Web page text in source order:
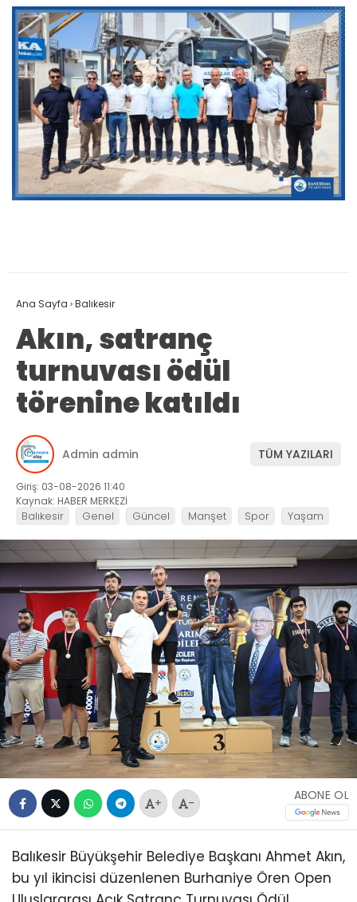
Ana Sayfa ›Balıkesir
Akın, satranç
turnuvası ödül
törenine katıldı
Admin admin TÜM YAZILARI
Giriş: 03-08-2026 11:40
Kaynak: HABER MERKEZİ
Balıkesir Genel Güncel Manşet Spor Yaşam
+ -
ABONE OL
Balıkesir Büyükşehir Belediye Başkanı Ahmet Akın,
bu yıl ikincisi düzenlenen Burhaniye Ören Open